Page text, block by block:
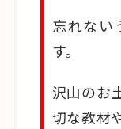
忘れない
す。
沢山のお
切な教材